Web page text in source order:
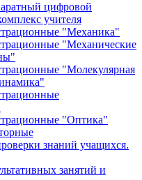
цифровой
учителя
"Механика"
"Механические
"Молекулярная
"Оптика"
знаний учащихся.
занятий и